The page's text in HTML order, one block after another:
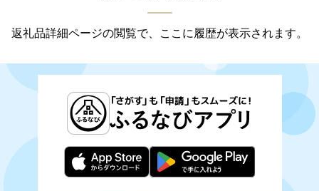
返礼品詳細ページの閲覧で、ここに履歴が表示されます。